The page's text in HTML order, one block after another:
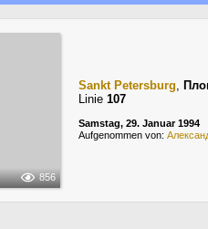
856
Sankt Petersburg,
Linie 107
Samstag, 29. Januar 1994
Aufgenommen von: